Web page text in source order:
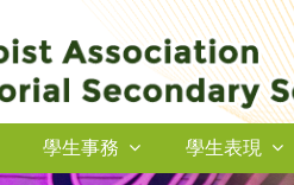
學生事務 學生表現